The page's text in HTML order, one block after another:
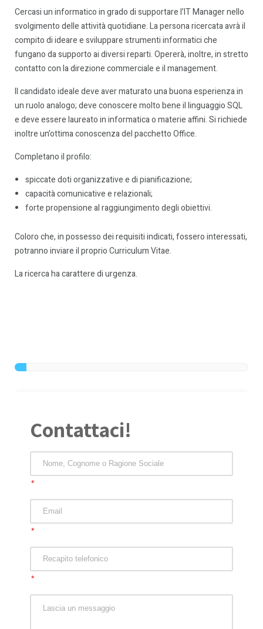
Cercasi un informatico in grado di supportare l’IT Manager nello
svolgimento delle attività quotidiane. La persona ricercata avrà il
compito di ideare e sviluppare strumenti informatici che
fungano da supporto ai diversi reparti. Opererà, inoltre, in stretto
contatto con la direzione commerciale e il management.
Il candidato ideale deve aver maturato una buona esperienza in
un ruolo analogo; deve conoscere molto bene il linguaggio SQL
e deve essere laureato in informatica o materie affini. Si richiede
inoltre un’ottima conoscenza del pacchetto Office.
Completano il profilo:
spiccate doti organizzative e di pianificazione;
capacità comunicative e relazionali;
forte propensione al raggiungimento degli obiettivi.
Coloro che, in possesso dei requisiti indicati, fossero interessati,
potranno inviare il proprio Curriculum Vitae.
La ricerca ha carattere di urgenza.
Contattaci!